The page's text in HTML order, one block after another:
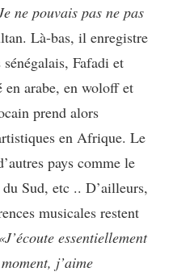
ne pouvais pas ne pas
Là-bas, il enregistre
Fafadi et
en arabe, en woloff et
prend alors
en Afrique. Le
pays comme le
Sud, etc .. D’ailleurs,
musicales restent
«J’écoute essentiellement
j’aime